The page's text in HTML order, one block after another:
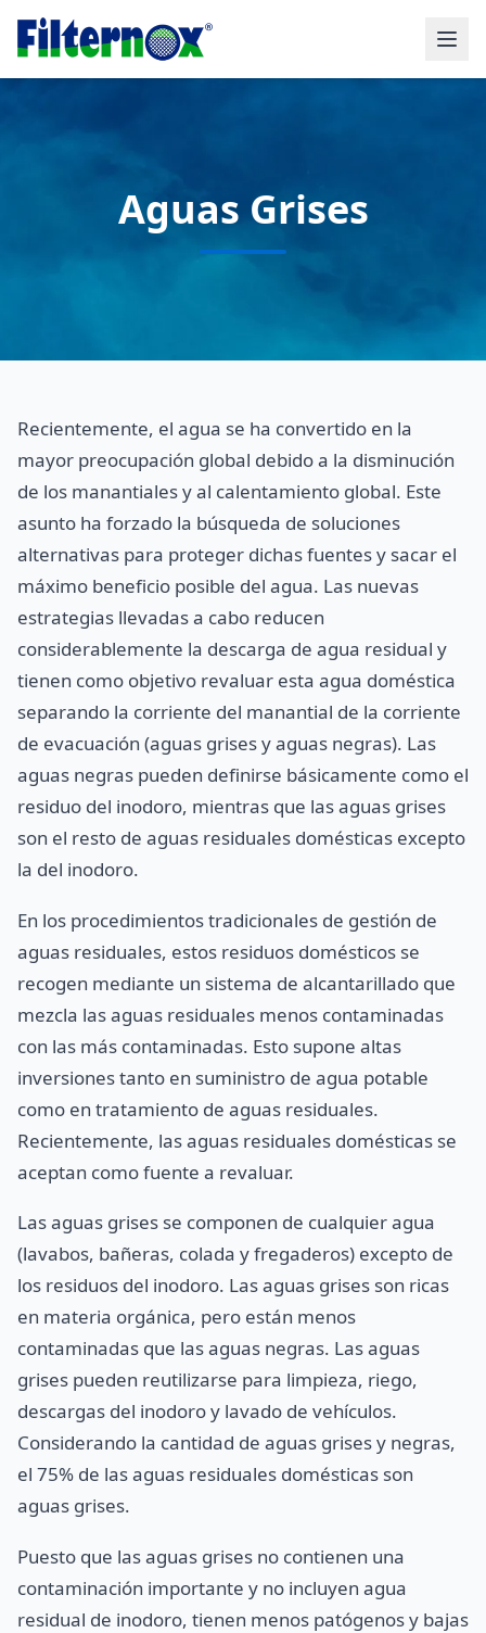
Aguas Grises
Recientemente, el agua se ha convertido en la
mayor preocupación global debido a la disminución
de los manantiales y al calentamiento global. Este
asunto ha forzado la búsqueda de soluciones
alternativas para proteger dichas fuentes y sacar el
máximo beneficio posible del agua. Las nuevas
estrategias llevadas a cabo reducen
considerablemente la descarga de agua residual y
tienen como objetivo revaluar esta agua doméstica
separando la corriente del manantial de la corriente
de evacuación (aguas grises y aguas negras). Las
aguas negras pueden definirse básicamente como el
residuo del inodoro, mientras que las aguas grises
son el resto de aguas residuales domésticas excepto
la del inodoro.
En los procedimientos tradicionales de gestión de
aguas residuales, estos residuos domésticos se
recogen mediante un sistema de alcantarillado que
mezcla las aguas residuales menos contaminadas
con las más contaminadas. Esto supone altas
inversiones tanto en suministro de agua potable
como en tratamiento de aguas residuales.
Recientemente, las aguas residuales domésticas se
aceptan como fuente a revaluar.
Las aguas grises se componen de cualquier agua
(lavabos, bañeras, colada y fregaderos) excepto de
los residuos del inodoro. Las aguas grises son ricas
en materia orgánica, pero están menos
contaminadas que las aguas negras. Las aguas
grises pueden reutilizarse para limpieza, riego,
descargas del inodoro y lavado de vehículos.
Considerando la cantidad de aguas grises y negras,
el 75% de las aguas residuales domésticas son
aguas grises.
Puesto que las aguas grises no contienen una
contaminación importante y no incluyen agua
residual de inodoro, tienen menos patógenos y bajas